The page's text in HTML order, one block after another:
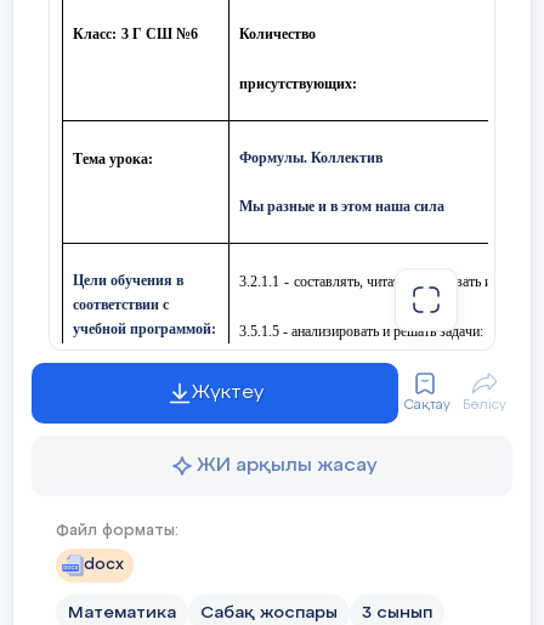
Класс: 3 Г СШ №6 Количество
присутствующих:
Тема урока: Формулы. Коллектив
Мы разные и в этом наша сила
Цели обучения в
соответствии с
учебной программой:
3.2.1.1 - составлять, читать, записывать и
3.5.1.5 - анализировать и решать задачи:
Цели урока:
Жүктеу
Сақтау Бөлісу
ЖИ арқылы жасау
Файл форматы:
docx
Математика Сабақ жоспары 3 сынып